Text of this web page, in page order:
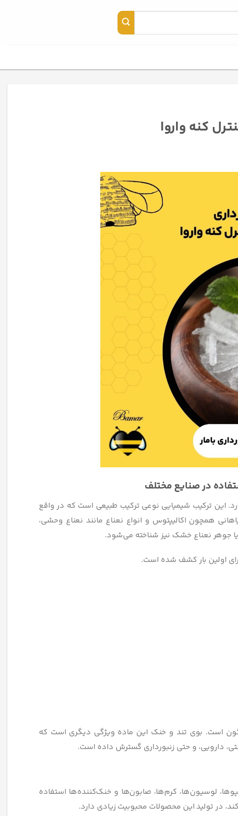
کنه واروا
در صنایع مختلف
این ترکیب شیمیایی نوعی ترکیب طبیعی است که در واقع
همچون اکالیپتوس و انواع نعناع مانند نعناع وحشی،
یا جوهر نعناع خشک نیز شناخته می‌شود.
است. بوی تند و خنک این ماده ویژگی دیگری است که
دارویی، و حتی زنبورداری گسترش داده است.
لوسیون‌ها، کرم‌ها، صابون‌ها و خنک‌کننده‌ها استفاده
در تولید این محصولات محبوبیت زیادی دارد.